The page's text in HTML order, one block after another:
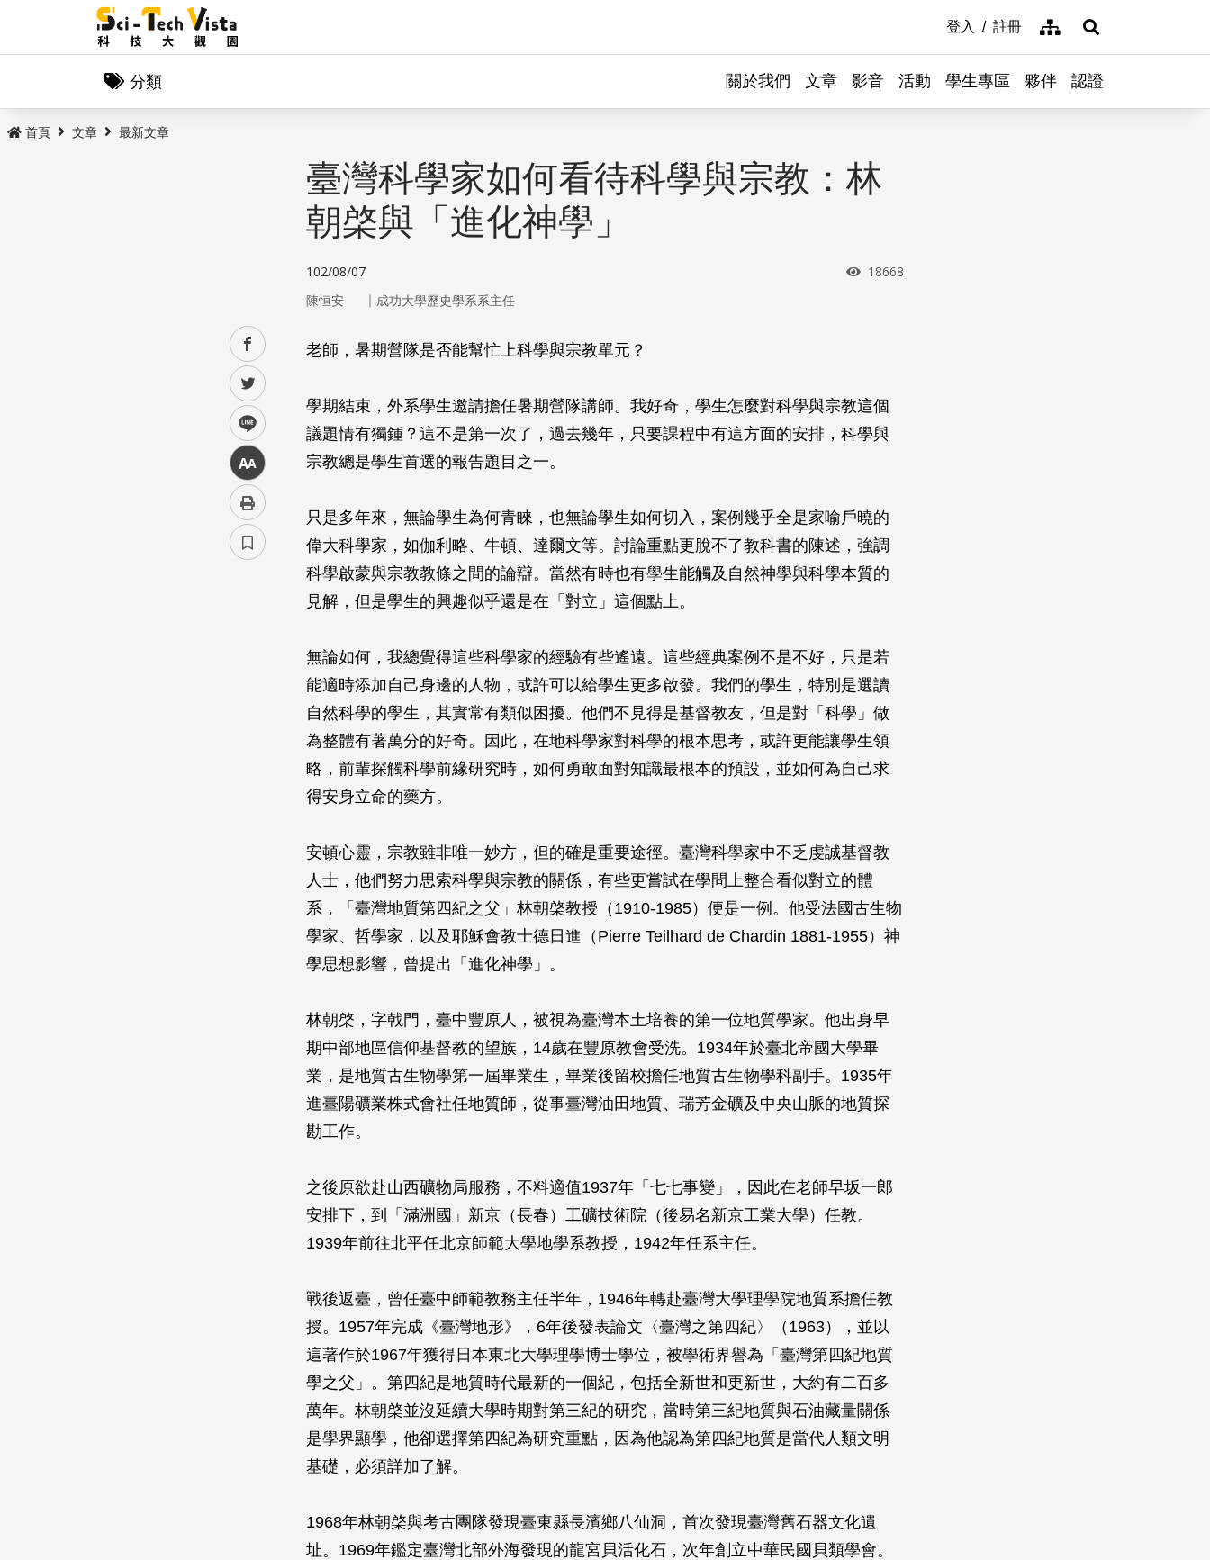
登入 註冊 網站導覽展開搜尋
分類 關於我們 文章 影音 活動 學生專區 夥伴 認證
首頁 文章 最新文章
facebook
twitter
line
中
臺灣科學家如何看待科學與宗教：林
朝棨與「進化神學」
102/08/07 瀏覽次數
18668
陳恒安 ｜ 成功大學歷史學系系主任
老師，暑期營隊是否能幫忙上科學與宗教單元？
學期結束，外系學生邀請擔任暑期營隊講師。我好奇，學生怎麼對科學與宗教這個
議題情有獨鍾？這不是第一次了，過去幾年，只要課程中有這方面的安排，科學與
宗教總是學生首選的報告題目之一。
只是多年來，無論學生為何青睞，也無論學生如何切入，案例幾乎全是家喻戶曉的
偉大科學家，如伽利略、牛頓、達爾文等。討論重點更脫不了教科書的陳述，強調
科學啟蒙與宗教教條之間的論辯。當然有時也有學生能觸及自然神學與科學本質的
見解，但是學生的興趣似乎還是在「對立」這個點上。
無論如何，我總覺得這些科學家的經驗有些遙遠。這些經典案例不是不好，只是若
能適時添加自己身邊的人物，或許可以給學生更多啟發。我們的學生，特別是選讀
自然科學的學生，其實常有類似困擾。他們不見得是基督教友，但是對「科學」做
為整體有著萬分的好奇。因此，在地科學家對科學的根本思考，或許更能讓學生領
略，前輩探觸科學前緣研究時，如何勇敢面對知識最根本的預設，並如何為自己求
得安身立命的藥方。
安頓心靈，宗教雖非唯一妙方，但的確是重要途徑。臺灣科學家中不乏虔誠基督教
人士，他們努力思索科學與宗教的關係，有些更嘗試在學問上整合看似對立的體
系，「臺灣地質第四紀之父」林朝棨教授（1910-1985）便是一例。他受法國古生物
學家、哲學家，以及耶穌會教士德日進（Pierre Teilhard de Chardin 1881-1955）神
學思想影響，曾提出「進化神學」。
林朝棨，字戟門，臺中豐原人，被視為臺灣本土培養的第一位地質學家。他出身早
期中部地區信仰基督教的望族，14歲在豐原教會受洗。1934年於臺北帝國大學畢
業，是地質古生物學第一屆畢業生，畢業後留校擔任地質古生物學科副手。1935年
進臺陽礦業株式會社任地質師，從事臺灣油田地質、瑞芳金礦及中央山脈的地質探
勘工作。
之後原欲赴山西礦物局服務，不料適值1937年「七七事變」，因此在老師早坂一郎
安排下，到「滿洲國」新京（長春）工礦技術院（後易名新京工業大學）任教。
1939年前往北平任北京師範大學地學系教授，1942年任系主任。
戰後返臺，曾任臺中師範教務主任半年，1946年轉赴臺灣大學理學院地質系擔任教
授。1957年完成《臺灣地形》，6年後發表論文〈臺灣之第四紀〉（1963），並以
這著作於1967年獲得日本東北大學理學博士學位，被學術界譽為「臺灣第四紀地質
學之父」。第四紀是地質時代最新的一個紀，包括全新世和更新世，大約有二百多
萬年。林朝棨並沒延續大學時期對第三紀的研究，當時第三紀地質與石油藏量關係
是學界顯學，他卻選擇第四紀為研究重點，因為他認為第四紀地質是當代人類文明
基礎，必須詳加了解。
1968年林朝棨與考古團隊發現臺東縣長濱鄉八仙洞，首次發現臺灣舊石器文化遺
址。1969年鑑定臺灣北部外海發現的龍宮貝活化石，次年創立中華民國貝類學會。